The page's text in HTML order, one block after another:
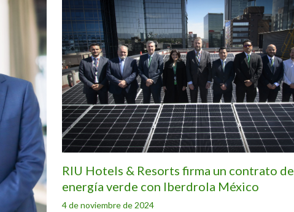
RIU Hotels & Resorts firma un contrato de
energía verde con Iberdrola México
4 de noviembre de 2024